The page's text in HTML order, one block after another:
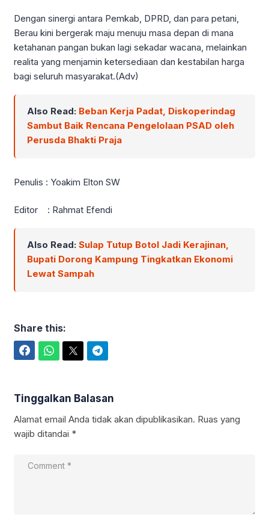
Dengan sinergi antara Pemkab, DPRD, dan para petani,
Berau kini bergerak maju menuju masa depan di mana
ketahanan pangan bukan lagi sekadar wacana, melainkan
realita yang menjamin ketersediaan dan kestabilan harga
bagi seluruh masyarakat.(Adv)
Also Read: Beban Kerja Padat, Diskoperindag
Sambut Baik Rencana Pengelolaan PSAD oleh
Perusda Bhakti Praja
Penulis : Yoakim Elton SW
Editor : Rahmat Efendi
Also Read: Sulap Tutup Botol Jadi Kerajinan,
Bupati Dorong Kampung Tingkatkan Ekonomi
Lewat Sampah
Share this:
Tinggalkan Balasan
Alamat email Anda tidak akan dipublikasikan. Ruas yang
wajib ditandai *